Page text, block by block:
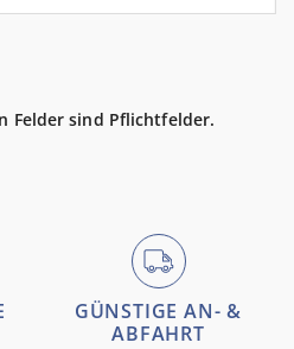
Felder sind Pflichtfelder.
GÜNSTIGE AN- &
ABFAHRT